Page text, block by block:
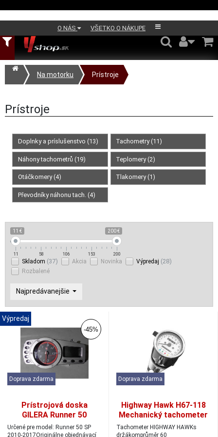
O NÁS VŠETKO O NÁKUPE
Na motorku Prístroje
Prístroje
Doplnky a príslušenstvo (13)
Náhony tachometrů (19)
Otáčkomery (4)
Převodníky náhonu tach. (4)
Tachometry (11)
Teplomery (2)
Tlakomery (1)
11 € 200 €
11 58 106 153 200
Skladom (37) Akcia Novinka Výpredaj (28)
Rozbalené
Najpredávanejšie
Výpredaj
-45%
Doprava zdarma
Prístrojová doska
GILERA Runner 50
Určené pre model: Runner 50 SP
2010-2017Originálne objednávací
Doprava zdarma
Highway Hawk H67-118
Mechanický tachometer
60mm 220km/h
chróm/biela
Tachometer HIGHWAY HAWKs
držákomprůměr 60